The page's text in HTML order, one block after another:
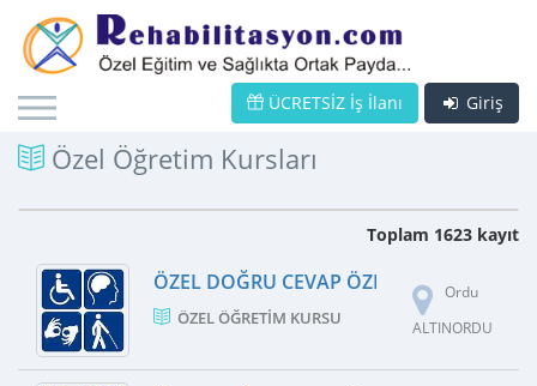
Giriş
ÜCRETSİZ İş İlanı
Özel Öğretim Kursları
Toplam 1623 kayıt
ÖZEL DOĞRU CEVAP ÖZEL ÖĞRETIM
ÖZEL ÖĞRETIM KURSU
Ordu
ALTINORDU